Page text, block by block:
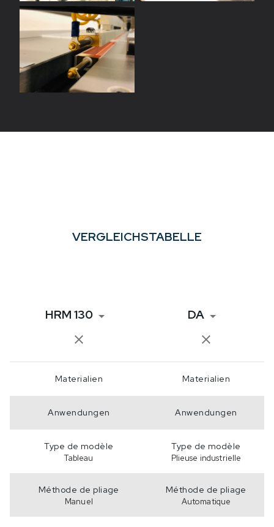
VERGLEICHSTABELLE
HRM 130 DA
Materialien Materialien
Anwendungen Anwendungen
Type de modèle
Tableau
Type de modèle
Plieuse industrielle
Méthode de pliage
Manuel
Méthode de pliage
Automatique